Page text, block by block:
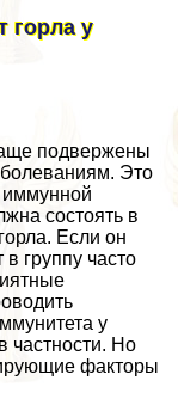
горла у
подвержены
Это
иммунной
состоять в
Если он
в группу часто
у
частности. Но
факторы